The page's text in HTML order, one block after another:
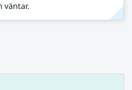
väntar.